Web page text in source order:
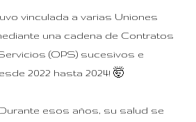
vinculada a varias Uniones
una cadena de Contratos
(OPS) sucesivos e
2022 hasta 2024! 🤯
esos años, su salud se